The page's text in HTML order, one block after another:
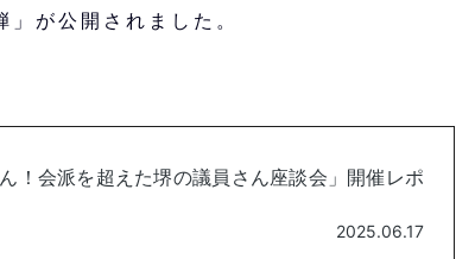
が公開されました。